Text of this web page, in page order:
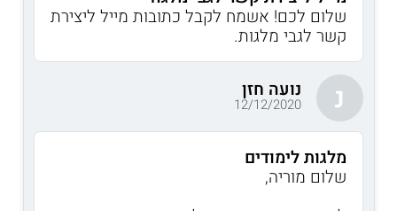
שלום לכם! אשמח לקבל כתובות מייל ליצירת
קשר לגבי מלגות.
נ נועה חזן
12/12/2020
מלגות לימודים
שלום מוריה,